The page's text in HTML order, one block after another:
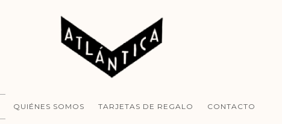
QUIÉNES SOMOS TARJETAS DE REGALO CONTACTO